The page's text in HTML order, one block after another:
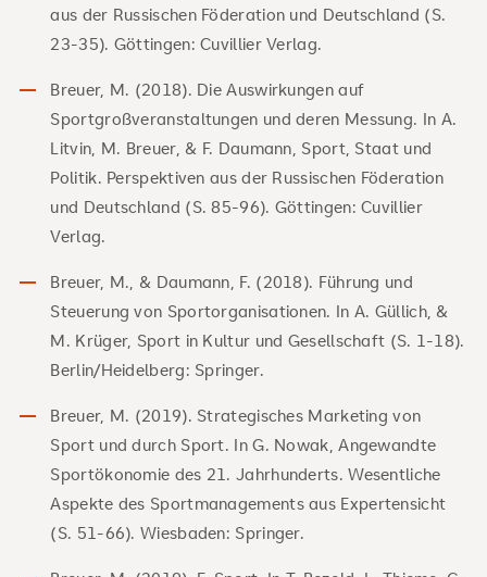
aus der Russischen Föderation und Deutschland (S.
23-35). Göttingen: Cuvillier Verlag.
Breuer, M. (2018). Die Auswirkungen auf
Sportgroßveranstaltungen und deren Messung. In A.
Litvin, M. Breuer, & F. Daumann, Sport, Staat und
Politik. Perspektiven aus der Russischen Föderation
und Deutschland (S. 85-96). Göttingen: Cuvillier
Verlag.
Breuer, M., & Daumann, F. (2018). Führung und
Steuerung von Sportorganisationen. In A. Güllich, &
M. Krüger, Sport in Kultur und Gesellschaft (S. 1-18).
Berlin/Heidelberg: Springer.
Breuer, M. (2019). Strategisches Marketing von
Sport und durch Sport. In G. Nowak, Angewandte
Sportökonomie des 21. Jahrhunderts. Wesentliche
Aspekte des Sportmanagements aus Expertensicht
(S. 51-66). Wiesbaden: Springer.